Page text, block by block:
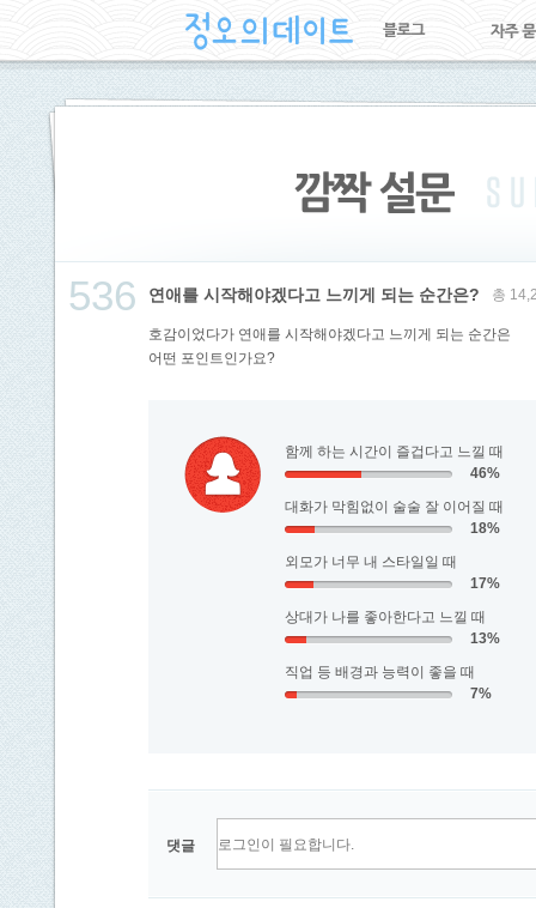
536 연애를 시작해야겠다고 느끼게 되는 순간은? 총
호감이었다가 연애를 시작해야겠다고 느끼게 되는 순간은
어떤 포인트인가요?
함께 하는 시간이 즐겁다고 느낄 때
46%
대화가 막힘없이 술술 잘 이어질 때
18%
외모가 너무 내 스타일일 때
17%
상대가 나를 좋아한다고 느낄 때
13%
직업 등 배경과 능력이 좋을 때
7%
댓글